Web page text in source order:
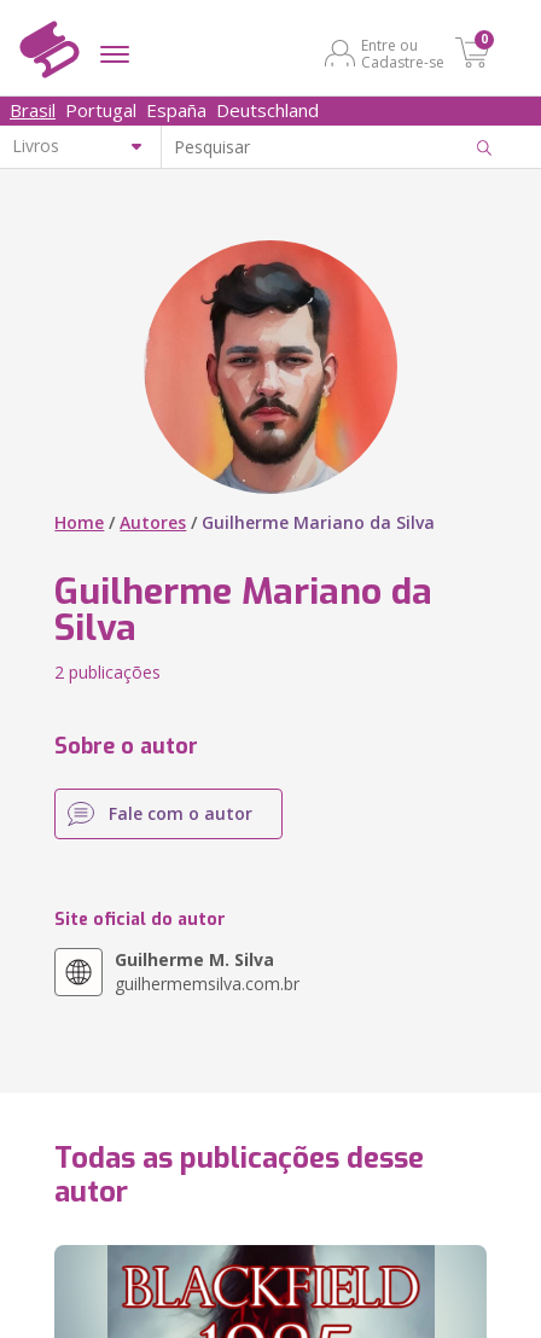
Entre ou
Cadastre-se
0
Brasil Portugal España Deutschland
Home /Autores / Guilherme Mariano da Silva
Guilherme Mariano da
Silva
2 publicações
Sobre o autor
Fale com o autor
Site oficial do autor
Guilherme M. Silva
guilhermemsilva.com.br
Todas as publicações desse
autor